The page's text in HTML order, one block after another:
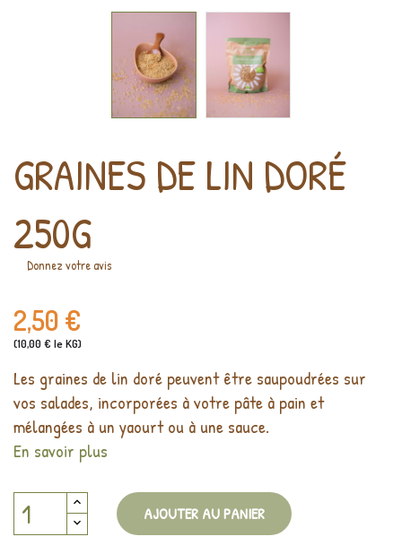
GRAINES DE LIN DORÉ
250G
Donnez votre avis
2,50 €
(10,00 € le KG)
Les graines de lin doré peuvent être saupoudrées sur
vos salades, incorporées à votre pâte à pain et
mélangées à un yaourt ou à une sauce.
En savoir plus
AJOUTER AU PANIER